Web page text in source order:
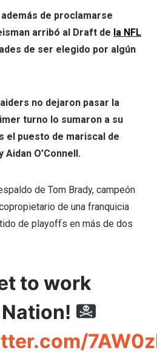
además de proclamarse
arribó al Draft de la NFL
de ser elegido por algún
no dejaron pasar la
turno lo sumaron a su
el puesto de mariscal de
Aidan O’Connell.
de Tom Brady, campeón
de una franquicia
de playoffs en más de dos
to work